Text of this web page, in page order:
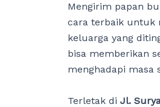
Mengirim papan
cara terbaik untuk
keluarga yang
bisa memberikan
menghadapi masa
Terletak di Jl.